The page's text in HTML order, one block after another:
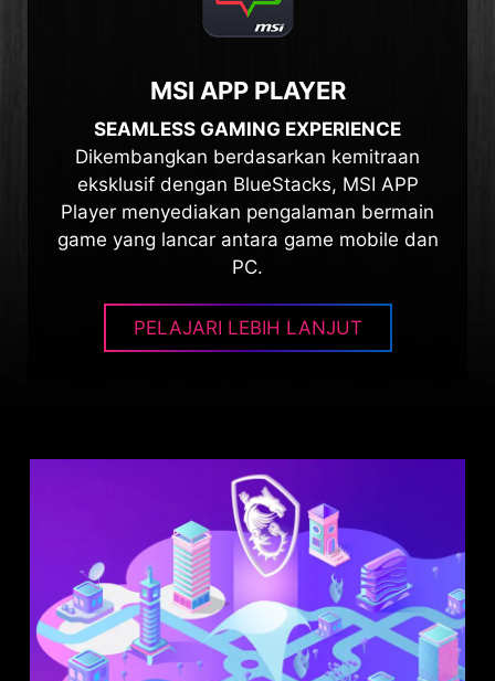
MSI APP PLAYER
SEAMLESS GAMING EXPERIENCE
Dikembangkan berdasarkan kemitraan
eksklusif dengan BlueStacks, MSI APP
Player menyediakan pengalaman bermain
game yang lancar antara game mobile dan
PC.
PELAJARI LEBIH LANJUT